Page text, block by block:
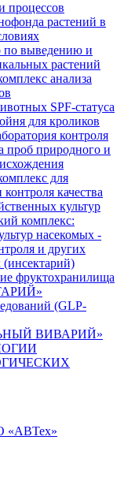
процессов
растений в
по выведению и
растений
анализа
SPF-статуса
для кроликов
контроля
проб природного и
для
качества
культур
комплекс:
насекомых -
и других
фруктохранилища
(GLP-
ВИВАРИЙ»
«АВТех»